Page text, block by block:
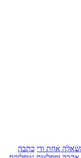
כתבה